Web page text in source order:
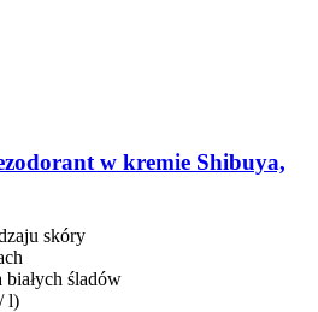
w kremie Shibuya,
skóry
śladów
l)